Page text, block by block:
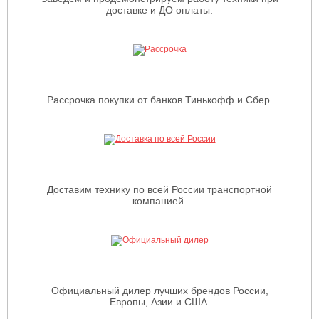
доставке и ДО оплаты.
Рассрочка покупки от банков Тинькофф и Сбер.
Доставим технику по всей России транспортной
компанией.
Официальный дилер лучших брендов России,
Европы, Азии и США.